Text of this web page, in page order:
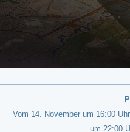
Vom 14. November um 16:00
um 22:00